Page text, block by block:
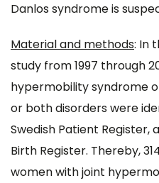
Danlos syndrome is
Material and methods: In
study from 1997 through
hypermobility syndrome
or both disorders were
Swedish Patient Register,
Birth Register. Thereby,
women with joint